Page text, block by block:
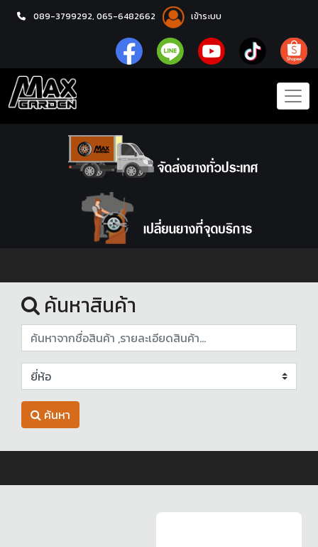
089-3799292, 065-6482662 เข้าระบบ
หน้าแรก
ค้นหาสินค้า
ค้นหา